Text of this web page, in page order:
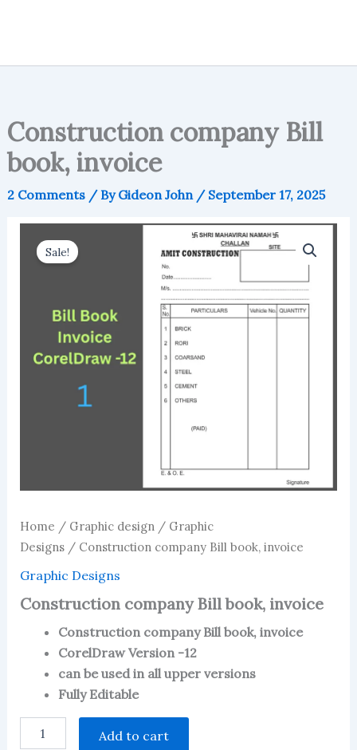
Construction company Bill
book, invoice
2 Comments / ByGideon John / September 17, 2025
Sale!
Home / Graphic design / Graphic
Designs/ Construction company Bill book, invoice
Graphic Designs
Construction company Bill book, invoice
Construction company Bill book, invoice
CorelDraw Version -12
can be used in all upper versions
Fully Editable
company
Add to cart